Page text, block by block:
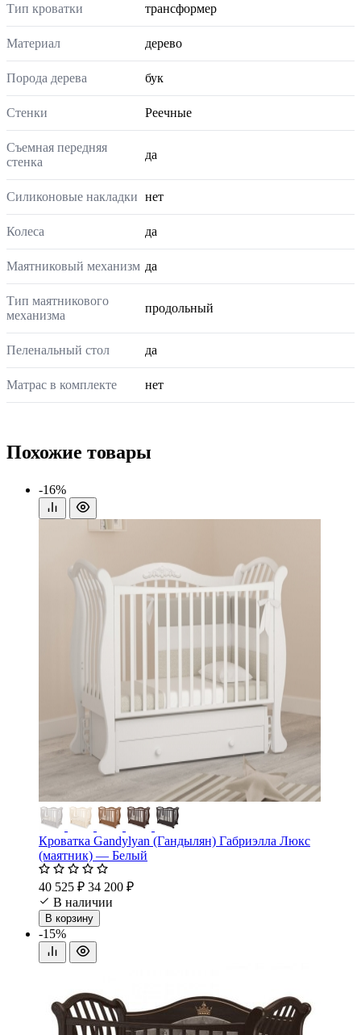
Тип кроватки трансформер
Материал дерево
Порода дерева бук
Стенки Реечные
Съемная передняя
стенка
да
Силиконовые накладки нет
Колеса да
Маятниковый механизм да
Тип маятникового
механизма
продольный
Пеленальный стол да
Матрас в комплекте нет
Похожие товары
-16%
Кроватка Gandylyan (Гандылян) Габриэлла Люкс
(маятник) — Белый
40 525 ₽ 34 200 ₽
В наличии
В корзину
-15%